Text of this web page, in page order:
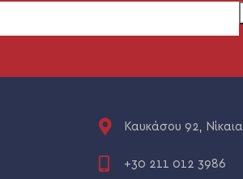
Καυκάσου 92, Νίκαια
+30 211 012 3986